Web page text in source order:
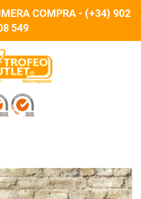
COMPRA - (+34) 902
549